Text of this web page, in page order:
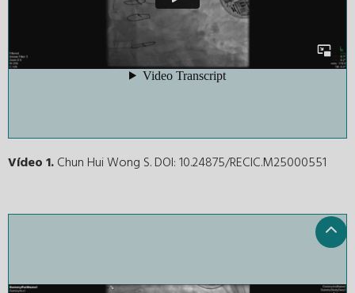
Vídeo 1.Chun Hui Wong S. DOI: 10.24875/RECIC.M25000551